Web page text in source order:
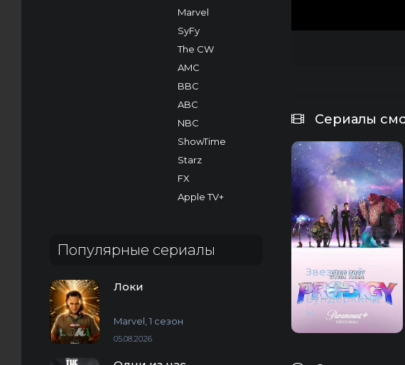
Marvel
SyFy
The CW
AMC
BBC
ABC
NBC
ShowTime
Starz
FX
Apple TV+
Популярные сериалы
Локи
Marvel, 1 сезон
05.08.2026
Сериалы
Звездный
путь:
Вундеркинд
ы